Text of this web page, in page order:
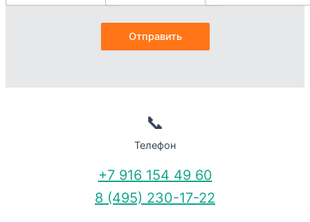
📞
Телефон
+7 916 154 49 60
8 (495) 230-17-22